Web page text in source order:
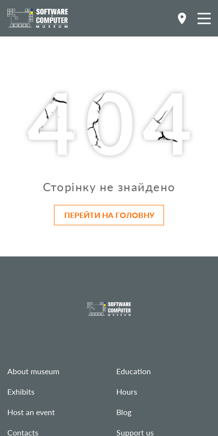
Сторінку не знайдено
ПЕРЕЙТИ НА ГОЛОВНУ
About museum
Exhibits
Host an event
Contacts
Education
Hours
Blog
Support us